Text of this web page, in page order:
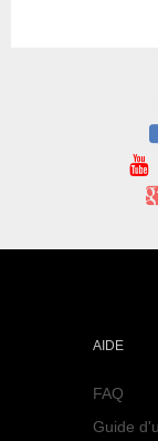
AIDE
FAQ
Guide